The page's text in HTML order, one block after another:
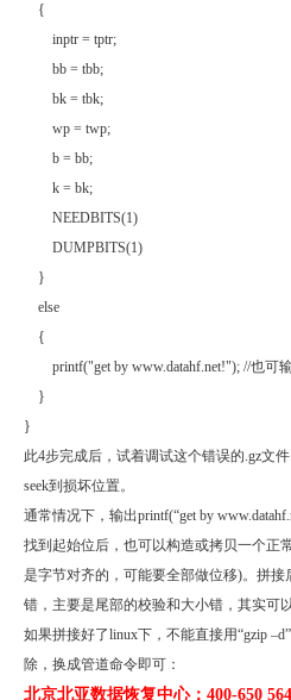
{
inptr = tptr;
bb = tbb;
bk = tbk;
wp = twp;
b = bb;
k = bk;
NEEDBITS(1)
DUMPBITS(1)
}
else
{
printf("get by www.datahf.net!"); //也可输
}
}
此4步完成后，试着调试这个错误的.gz文
seek到损坏位置。
通常情况下，输出printf(“get by
找到起始位后，也可以构造或拷贝一个正
是字节对齐的，可能要全部做位移)。拼
错，主要是尾部的校验和大小错，其实可以
如果拼接好了linux下，不能直接用“gzip
除，换成管道命令即可：
北京北亚数据恢复中心：400-650